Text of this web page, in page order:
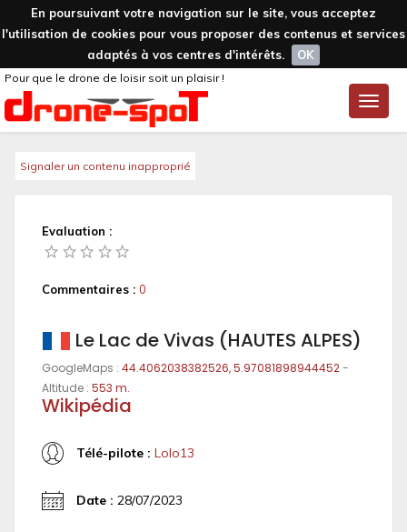
En poursuivant votre navigation sur le site, vous acceptez
l'utilisation de cookies pour vous proposer des contenus et services
adaptés à vos centres d'intérêts.
OK
Toggle
Pour que le drone de loisir soit un plaisir !
Signaler un contenu inapproprié
Evaluation :
Commentaires : 0
Le Lac de Vivas (HAUTES ALPES)
GoogleMaps : 44.4062038382526, 5.97081898944452-
Altitude : 553 m.
Wikipédia
Télé-pilote : Lolo13
Date : 28/07/2023